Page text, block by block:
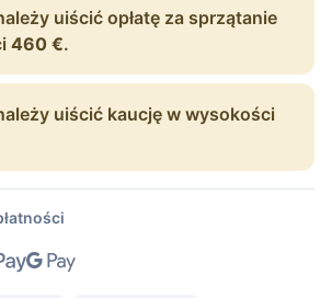
uiścić opłatę za sprzątanie
460 €.
uiścić kaucję w wysokości